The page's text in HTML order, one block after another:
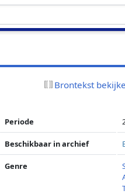
Brontekst
Periode
Beschikbaar in archief
Genre